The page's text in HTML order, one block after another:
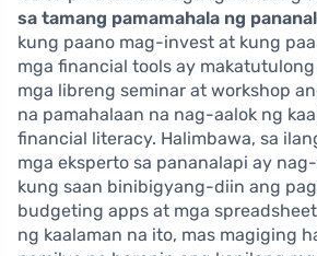
sa tamang pamamahala ng
kung paano mag-invest at kung
mga financial tools ay
mga libreng seminar at workshop
na pamahalaan na nag-aalok ng
financial literacy. Halimbawa, sa
mga eksperto sa pananalapi ay
kung saan binibigyang-diin ang
budgeting apps at mga
ng kaalaman na ito, mas magiging